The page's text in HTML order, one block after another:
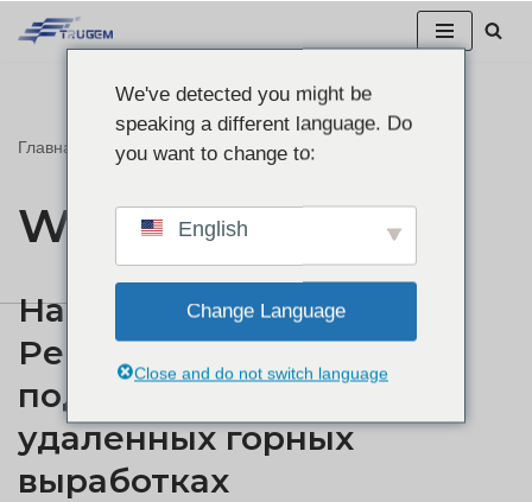
содержанию
Главная WiFi
WiFi
Надежные шлюзы 5G:
Решение проблем с
подключением в
удаленных горных
выработках
We've detected you might be
speaking a different language. Do
you want to change to:
English
Change Language
Close and do not switch language